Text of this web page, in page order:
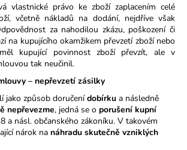
vlastnické právo ke zboží zaplacením celé
včetně nákladů na dodání, nejdříve však
za nahodilou zkázu, poškození či
na kupujícího okamžikem převzetí zboží nebo
kupující povinnost zboží převzít, ale v
tak neučinil.
– nepřevzetí zásilky
jako způsob doručenídobírku a následně
nepřevezme, jedná se o porušení kupní
a násl. občanského zákoníku. V takovém
nárok na náhradu skutečně vzniklých